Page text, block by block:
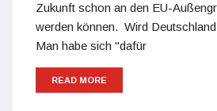
Zukunft schon an den EU-
werden können. Wird
Man habe sich "dafür
READ MORE